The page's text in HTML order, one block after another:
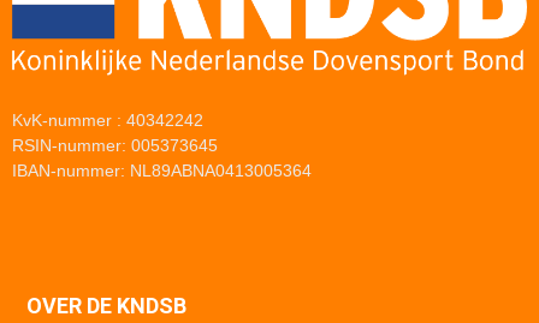
KvK-nummer : 40342242
RSIN-nummer: 005373645
IBAN-nummer: NL89ABNA0413005364
OVER DE KNDSB